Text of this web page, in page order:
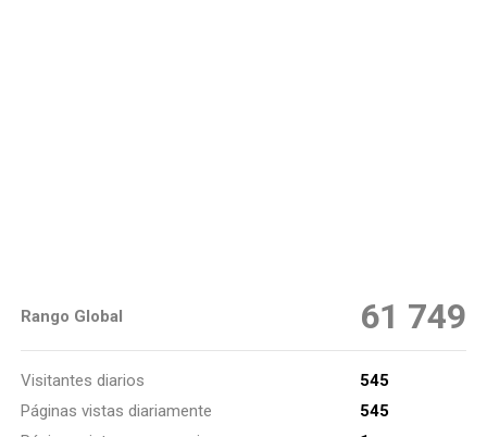
Rango Global 61 749
Visitantes diarios
545
Páginas vistas diariamente
545